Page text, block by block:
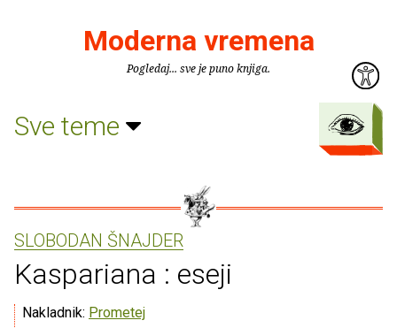
Moderna vremena
Pogledaj... sve je puno knjiga.
Sve teme
SLOBODAN ŠNAJDER
Kaspariana : eseji
Nakladnik: Prometej